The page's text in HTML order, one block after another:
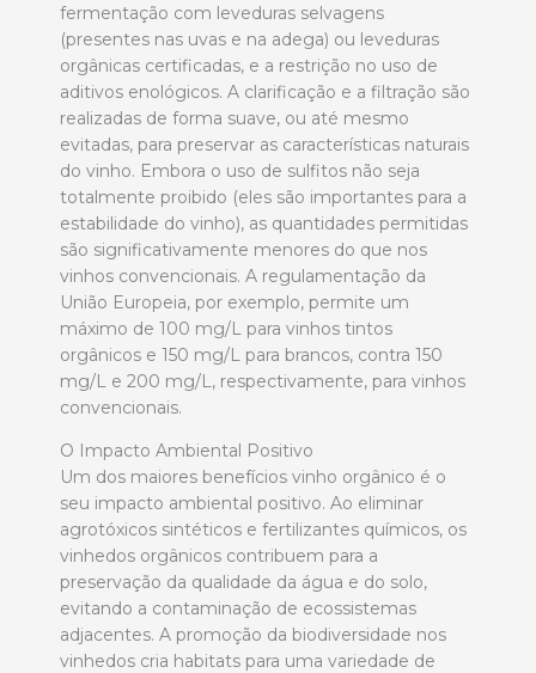
fermentação com leveduras selvagens
(presentes nas uvas e na adega) ou leveduras
orgânicas certificadas, e a restrição no uso de
aditivos enológicos. A clarificação e a filtração são
realizadas de forma suave, ou até mesmo
evitadas, para preservar as características naturais
do vinho. Embora o uso de sulfitos não seja
totalmente proibido (eles são importantes para a
estabilidade do vinho), as quantidades permitidas
são significativamente menores do que nos
vinhos convencionais. A regulamentação da
União Europeia, por exemplo, permite um
máximo de 100 mg/L para vinhos tintos
orgânicos e 150 mg/L para brancos, contra 150
mg/L e 200 mg/L, respectivamente, para vinhos
convencionais.
O Impacto Ambiental Positivo
Um dos maiores benefícios vinho orgânico é o
seu impacto ambiental positivo. Ao eliminar
agrotóxicos sintéticos e fertilizantes químicos, os
vinhedos orgânicos contribuem para a
preservação da qualidade da água e do solo,
evitando a contaminação de ecossistemas
adjacentes. A promoção da biodiversidade nos
vinhedos cria habitats para uma variedade de